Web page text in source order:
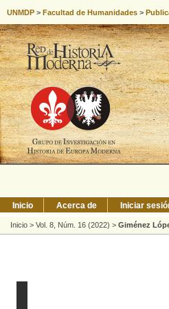
UNMDP > Facultad de Humanidades >
Inicio Acerca de Iniciar
Inicio > Vol. 8, Núm. 16 (2022) > Giménez